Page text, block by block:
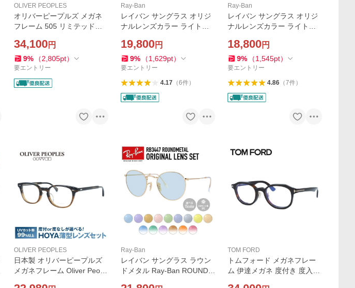
OLIVER PEOPLES
オリバーピープルズ メガネ
フレーム 505 リミテッドエ
ver Peoples OV7953 BK 47
ボストン 日本製 メンズ レデ
ィース 国内正規品
34,100円
9% （2,805pt）
要エントリー
Ray-Ban
レイバン サングラス オリジ
ナルレンズカラー ライトカ
RB2132F 901 52 58 / RB213
2F 901L 55 アジアンフィッ
ト Ray-Ban 海外正規品
19,800円
9% （1,629pt）
要エントリー
4.17（6件）
Ray-Ban
レイバン サングラス オリジ
ナルレンズカラー ライトカ
Ray-Ban RX7140 全6カラー
49・51サイズ 海外正規品 プ
レゼント ギフト
18,800円
9% （1,545pt）
要エントリー
4.86（7件）
OLIVER PEOPLES
日本製 オリバーピープルズ
メガネフレーム Oliver Peopl
Ray-Ban
レイバン サングラス ラウン
ドメタル Ray-Ban ROUND
TOM FORD
トムフォード メガネフレー
ム 伊達メガネ 度付き 度入り